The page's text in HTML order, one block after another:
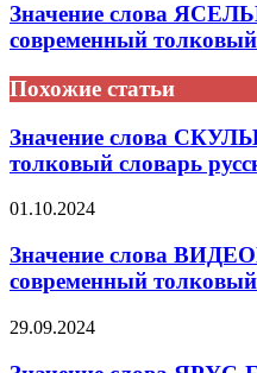
Значение слова
современный
Похожие статьи
Значение слова
толковый словарь
01.10.2024
Значение слова
современный
29.09.2024